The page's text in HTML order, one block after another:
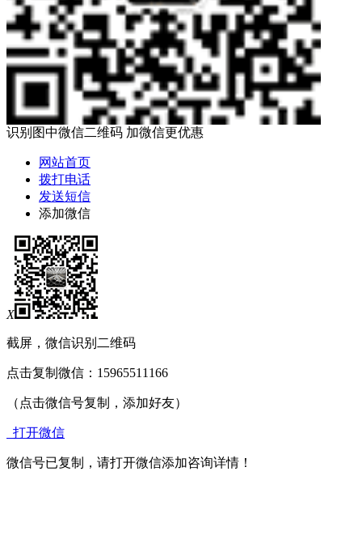
识别图中微信二维码 加微信更优惠
网站首页
拨打电话
发送短信
添加微信
X
截屏，微信识别二维码
点击复制微信：15965511166
（点击微信号复制，添加好友）
打开微信
微信号已复制，请打开微信添加咨询详情！